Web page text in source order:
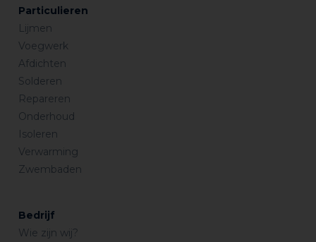
Particulieren
Lijmen
Voegwerk
Afdichten
Solderen
Repareren
Onderhoud
Isoleren
Verwarming
Zwembaden
Bedrijf
Wie zijn wij?